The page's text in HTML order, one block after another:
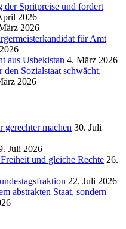
der Spritpreise und fordert
2026
2026
für Amt
aus Usbekistan 4. März 2026
Sozialstaat schwächt,
2026
gerechter machen 30. Juli
Juli 2026
und gleiche Rechte 26.
22. Juli 2026
abstrakten Staat, sondern